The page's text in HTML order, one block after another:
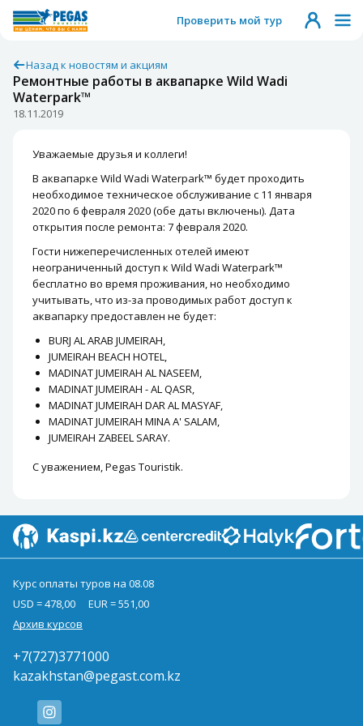
Проверить мой тур
Назад к новостям и акциям
Ремонтные работы в аквапарке Wild Wadi
Waterpark™
18.11.2019
Уважаемые друзья и коллеги!
В аквапарке Wild Wadi Waterpark™ будет проходить
необходимое техническое обслуживание с 11 января
2020 по 6 февраля 2020 (обе даты включены). Дата
открытия после ремонта: 7 февраля 2020.
Гости нижеперечисленных отелей имеют
неограниченный доступ к Wild Wadi Waterpark™
бесплатно во время проживания, но необходимо
учитывать, что из-за проводимых работ доступ к
аквапарку предоставлен не будет:
BURJ AL ARAB JUMEIRAH,
JUMEIRAH BEACH HOTEL,
MADINAT JUMEIRAH AL NASEEM,
MADINAT JUMEIRAH - AL QASR,
MADINAT JUMEIRAH DAR AL MASYAF,
MADINAT JUMEIRAH MINA A' SALAM,
JUMEIRAH ZABEEL SARAY.
С уважением, Pegas Touristik.
Курс оплаты туров на 08.08
USD = 478,00
EUR = 551,00
Архив курсов
+7(727)3771000
kazakhstan@pegast.com.kz